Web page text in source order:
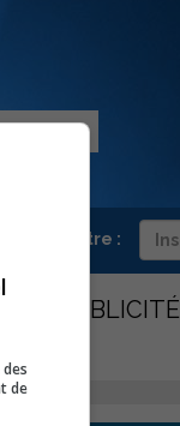
infolettre :
PUBLICITÉ
de